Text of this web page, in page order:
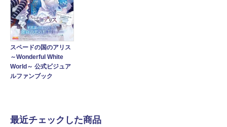
スペードの国のアリス
～Wonderful White
World～ 公式ビジュア
ルファンブック
最近チェックした商品